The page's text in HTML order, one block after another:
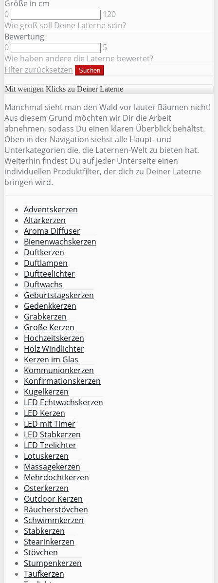
Größe in cm
0
120
Wie groß soll Deine Laterne sein?
Bewertung
0
5
Wie haben andere die Laterne bewertet?
Filter zurücksetzen
Suchen
Mit wenigen Klicks zu Deiner Laterne
Manchmal sieht man den Wald vor lauter Bäumen nicht!
Aus diesem Grund möchten wir Dir die Arbeit
abnehmen, sodass Du einen klaren Überblick behältst.
Oben in der Navigation siehst alle Haupt- und
Unterkategorien die, die Laternen-Welt zu bieten hat.
Weiterhin findest Du auf jeder Unterseite einen
individuellen Produktfilter, der dich zu Deiner Laterne
bringen wird.
Adventskerzen
Altarkerzen
Aroma Diffuser
Bienenwachskerzen
Duftkerzen
Duftlampen
Duftteelichter
Duftwachs
Geburtstagskerzen
Gedenkkerzen
Grabkerzen
Große Kerzen
Hochzeitskerzen
Holz Windlichter
Kerzen im Glas
Kommunionkerzen
Konfirmationskerzen
Kugelkerzen
LED Echtwachskerzen
LED Kerzen
LED mit Timer
LED Stabkerzen
LED Teelichter
Lotuskerzen
Massagekerzen
Mehrdochtkerzen
Osterkerzen
Outdoor Kerzen
Räucherstövchen
Schwimmkerzen
Stabkerzen
Stearinkerzen
Stövchen
Stumpenkerzen
Taufkerzen